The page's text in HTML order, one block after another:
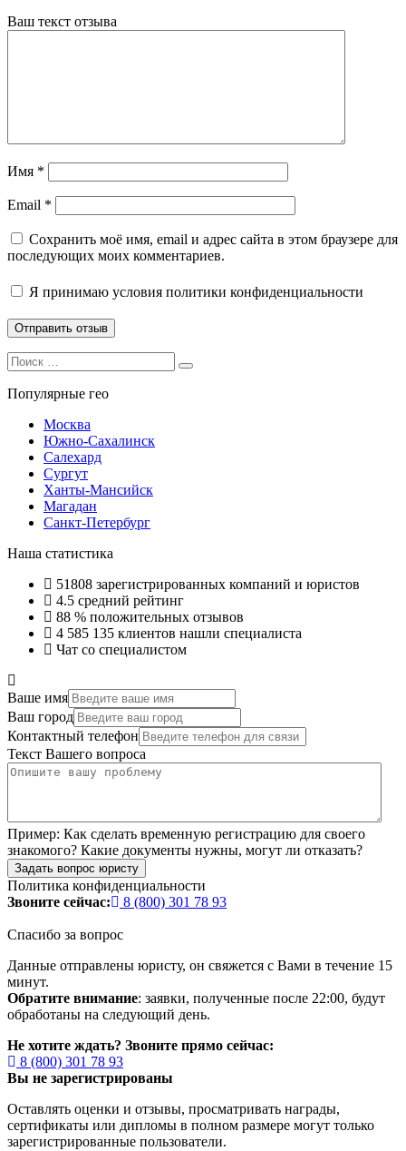
Ваш текст отзыва
Имя *
Email *
Сохранить моё имя, email и адрес сайта в этом браузере для
последующих моих комментариев.
Я принимаю условия политики конфиденциальности
Search
for:
Search
Популярные гео
Москва
Южно-Сахалинск
Салехард
Сургут
Ханты-Мансийск
Магадан
Санкт-Петербург
Наша статистика
51808 зарегистрированных компаний и юристов
4.5 средний рейтинг
88 % положительных отзывов
4 585 135 клиентов нашли специалиста
Чат со специалистом
Ваше имя
Ваш город
Контактный телефон
Текст Вашего вопроса
Пример: Как сделать временную регистрацию для своего
знакомого? Какие документы нужны, могут ли отказать?
Задать вопрос юристу
Политика конфиденциальности
Звоните сейчас:
8 (800) 301 78 93
Спасибо за вопрос
Данные отправлены юристу, он свяжется с Вами в течение 15
минут.
Обратите внимание: заявки, полученные после 22:00, будут
обработаны на следующий день.
Не хотите ждать? Звоните прямо сейчас:
8 (800) 301 78 93
Вы не зарегистрированы
Оставлять оценки и отзывы, просматривать награды,
сертификаты или дипломы в полном размере могут только
зарегистрированные пользователи.